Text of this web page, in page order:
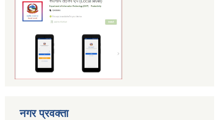
नगर प्रवक्ता